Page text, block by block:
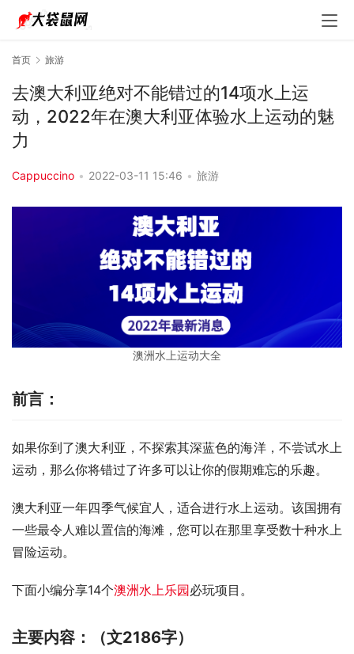
首页 旅游
去澳大利亚绝对不能错过的14项水上运
动，2022年在澳大利亚体验水上运动的魅
力
Cappuccino • 2022-03-11 15:46 • 旅游
澳洲水上运动大全
前言：
如果你到了澳大利亚，不探索其深蓝色的海洋，不尝试水上
运动，那么你将错过了许多可以让你的假期难忘的乐趣。
澳大利亚一年四季气候宜人，适合进行水上运动。该国拥有
一些最令人难以置信的海滩，您可以在那里享受数十种水上
冒险运动。
下面小编分享14个澳洲水上乐园必玩项目。
主要内容：（文2186字）